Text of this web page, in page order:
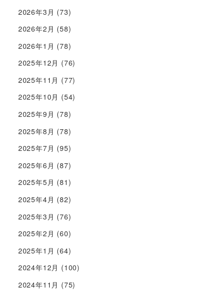
2026年3月 (73)
2026年2月 (58)
2026年1月 (78)
2025年12月 (76)
2025年11月 (77)
2025年10月 (54)
2025年9月 (78)
2025年8月 (78)
2025年7月 (95)
2025年6月 (87)
2025年5月 (81)
2025年4月 (82)
2025年3月 (76)
2025年2月 (60)
2025年1月 (64)
2024年12月 (100)
2024年11月 (75)